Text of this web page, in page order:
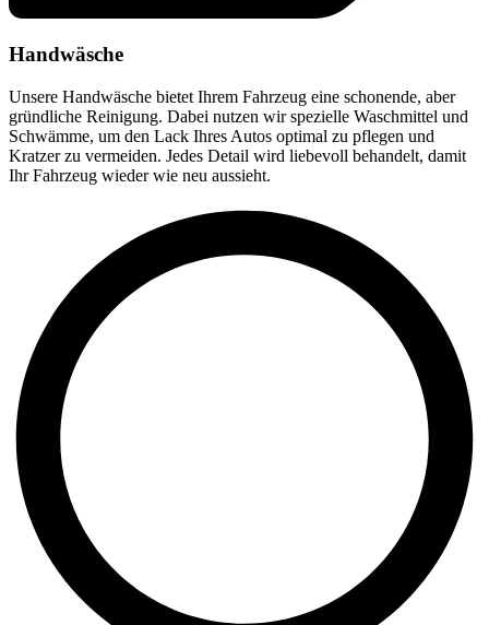
Handwäsche
Unsere Handwäsche bietet Ihrem Fahrzeug eine schonende, aber
gründliche Reinigung. Dabei nutzen wir spezielle Waschmittel und
Schwämme, um den Lack Ihres Autos optimal zu pflegen und
Kratzer zu vermeiden. Jedes Detail wird liebevoll behandelt, damit
Ihr Fahrzeug wieder wie neu aussieht.